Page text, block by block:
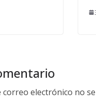
correo electrónico no